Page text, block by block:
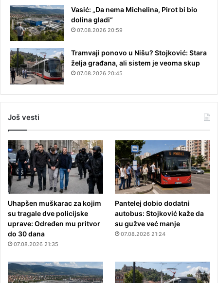
Vasić: „Da nema Michelina, Pirot bi bio
dolina gladi“
07.08.2026 20:59
Tramvaji ponovo u Nišu? Stojković: Stara
želja građana, ali sistem je veoma skup
07.08.2026 20:45
Još vesti
Uhapšen muškarac za kojim
su tragale dve policijske
uprave: Određen mu pritvor
do 30 dana
07.08.2026 21:35
Pantelej dobio dodatni
autobus: Stojković kaže da
su gužve već manje
07.08.2026 21:24